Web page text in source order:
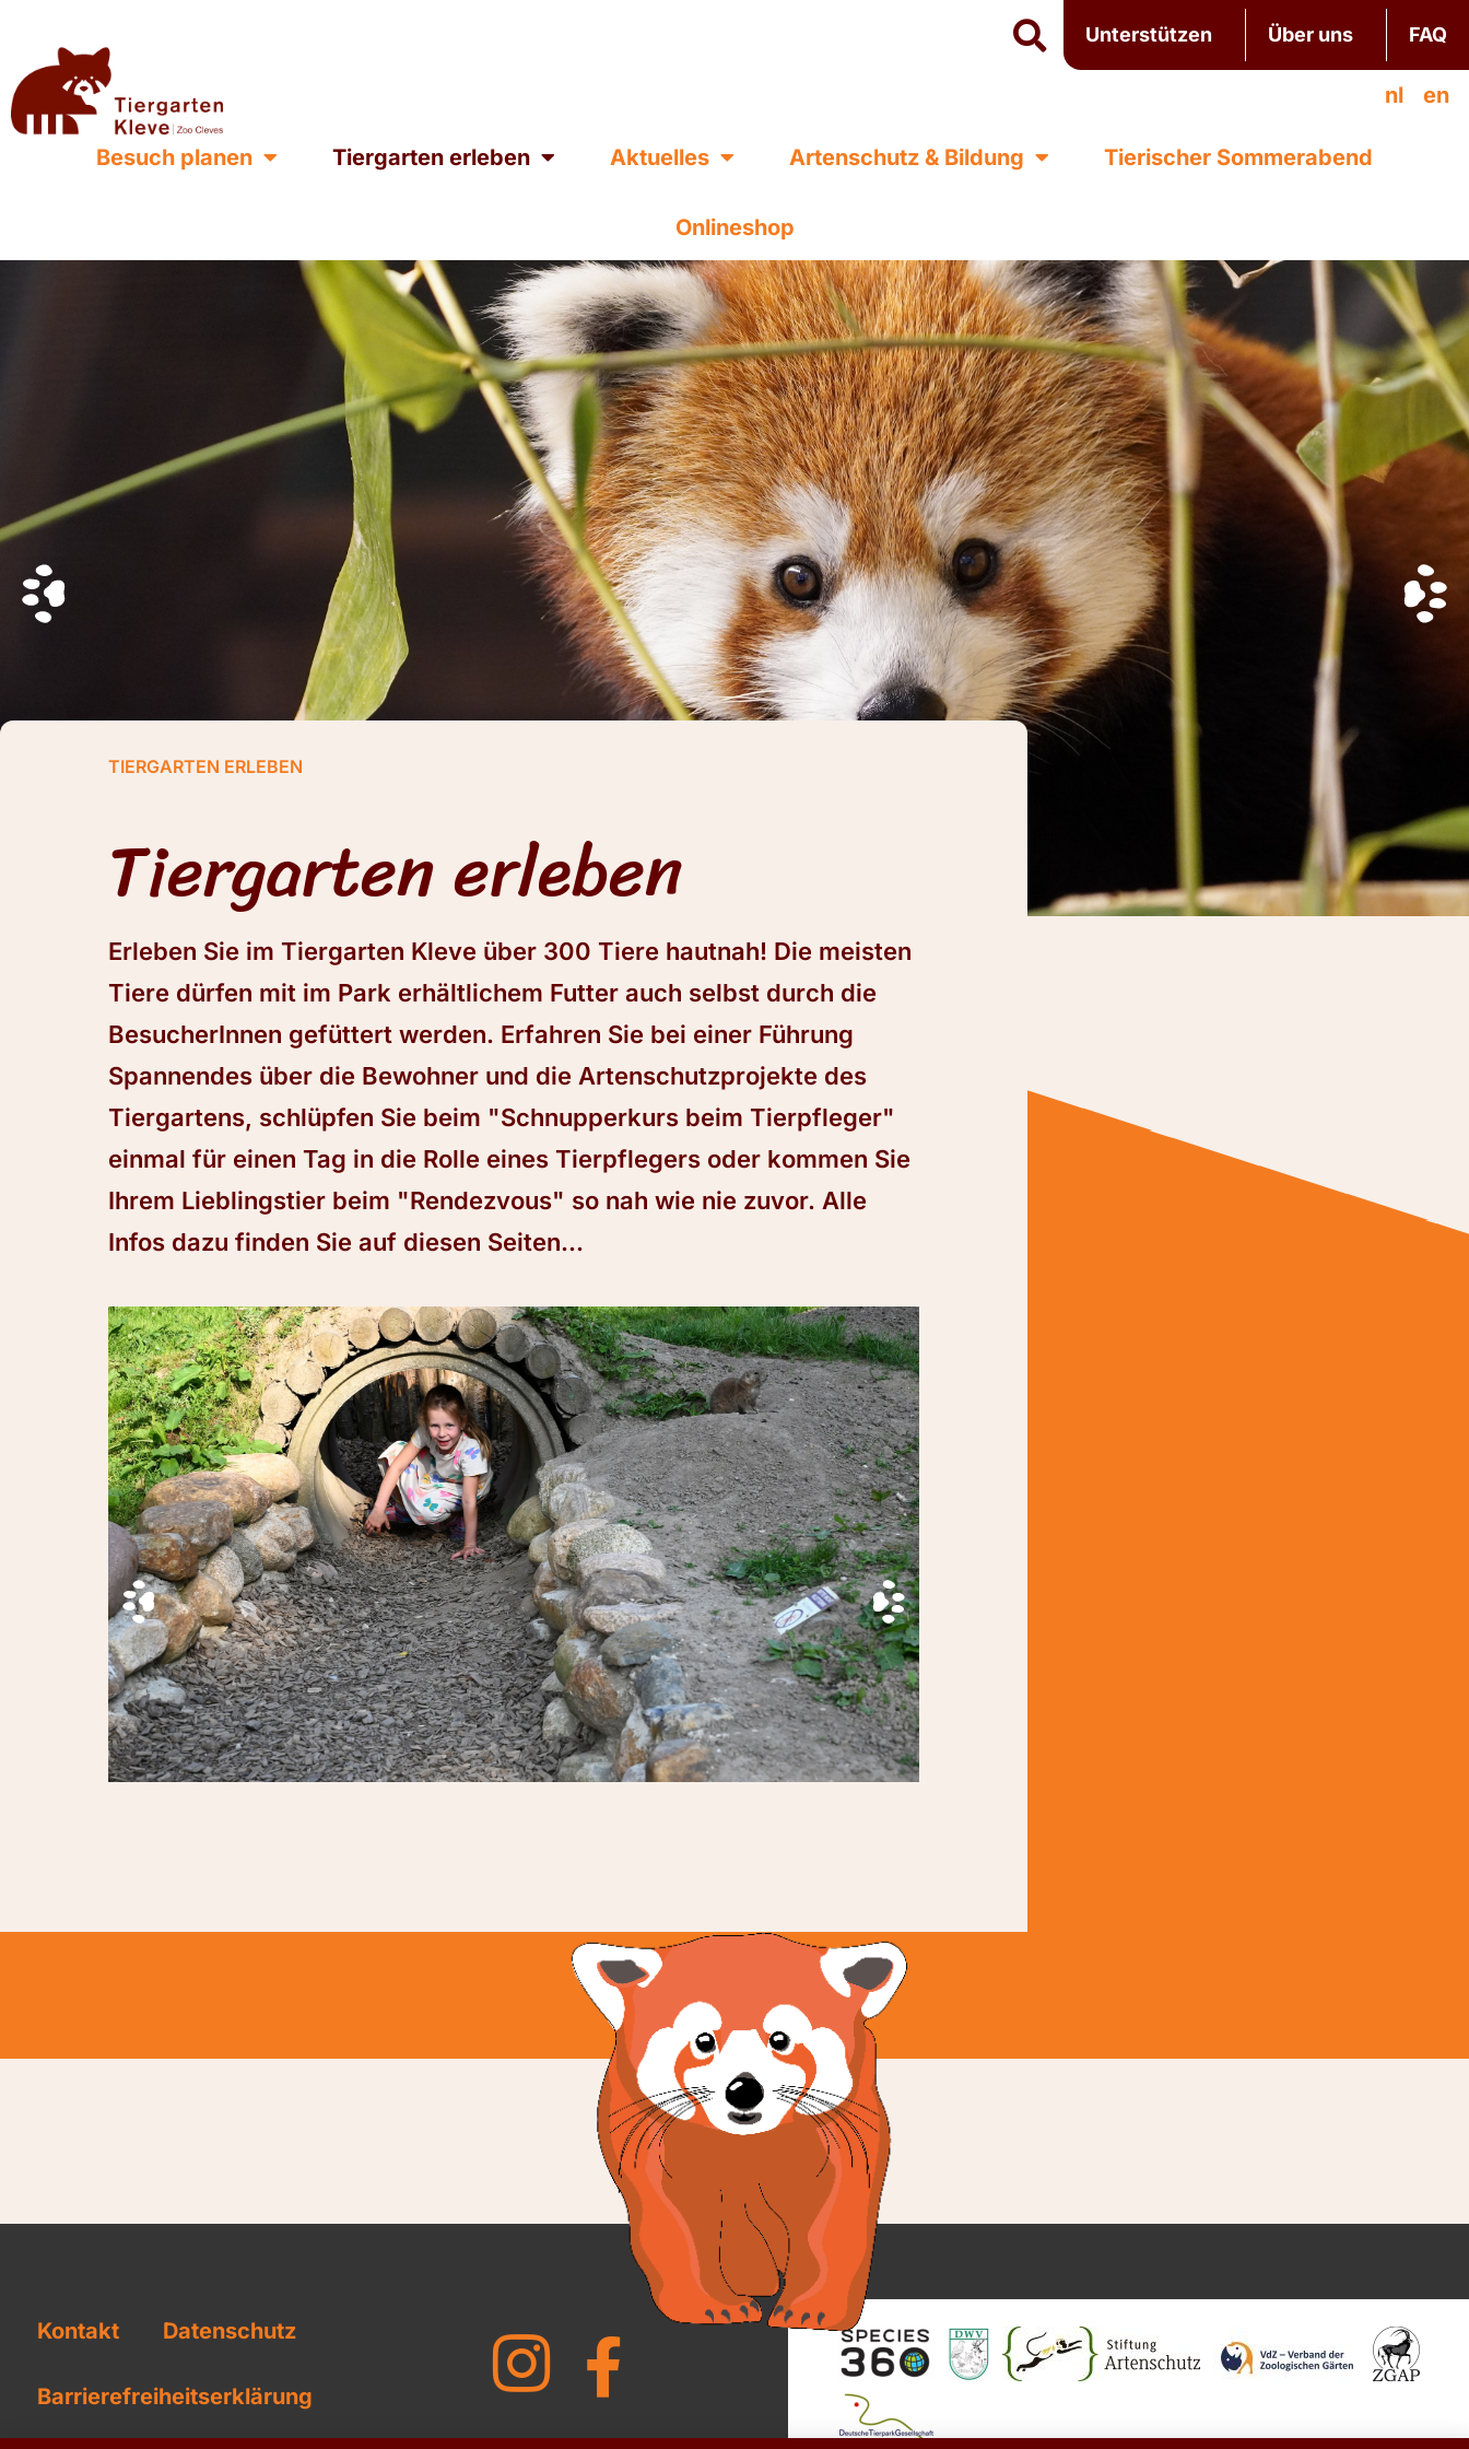
Unterstützen Über uns FAQ
nl en
Besuch planen Tiergarten erleben Aktuelles Artenschutz & Bildung Tierischer Sommerabend
Onlineshop
TIERGARTEN ERLEBEN
Tiergarten erleben
Erleben Sie im Tiergarten Kleve über 300 Tiere hautnah! Die meisten
Tiere dürfen mit im Park erhältlichem Futter auch selbst durch die
BesucherInnen gefüttert werden. Erfahren Sie bei einer Führung
Spannendes über die Bewohner und die Artenschutzprojekte des
Tiergartens, schlüpfen Sie beim "Schnupperkurs beim Tierpfleger"
einmal für einen Tag in die Rolle eines Tierpflegers oder kommen Sie
Ihrem Lieblingstier beim "Rendezvous" so nah wie nie zuvor. Alle
Infos dazu finden Sie auf diesen Seiten...
Kontakt Datenschutz
Barrierefreiheitserklärung